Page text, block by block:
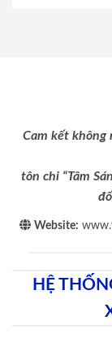
Cam kết không
tôn chỉ “Tâm
Website:
HỆ